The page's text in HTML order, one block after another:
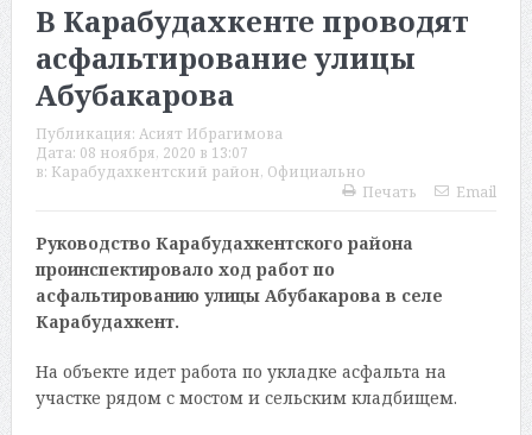
В Карабудахкенте проводят
асфальтирование улицы
Абубакарова
Публикация: Асият Ибрагимова
Дата: 08 ноября, 2020 в 13:07
в: Карабудахкентский район, Официально
Печать
Email
Руководство Карабудахкентского района
проинспектировало ход работ по
асфальтированию улицы Абубакарова в селе
Карабудахкент.
На объекте идет работа по укладке асфальта на
участке рядом с мостом и сельским кладбищем.